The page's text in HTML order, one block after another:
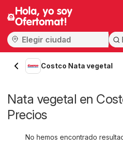
Hola, yo soy
Ofertomat!
Costco Nata vegetal
Nata vegetal en
Precios
No hemos encontrado